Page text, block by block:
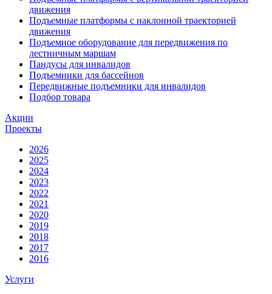
движения
Подъемные платформы с наклонной траекторией
движения
Подъемное оборудование для передвижения по
лестничным маршам
Пандусы для инвалидов
Подъемники для бассейнов
Передвижные подъемники для инвалидов
Подбор товара
Акции
Проекты
2026
2025
2024
2023
2022
2021
2020
2019
2018
2017
2016
Услуги